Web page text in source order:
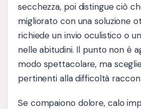
secchezza, poi distingue ciò
migliorato con una soluzione
richiede un invio oculistico o
nelle abitudini. Il punto non è
modo spettacolare, ma
pertinenti alla difficoltà
Se compaiono dolore, calo